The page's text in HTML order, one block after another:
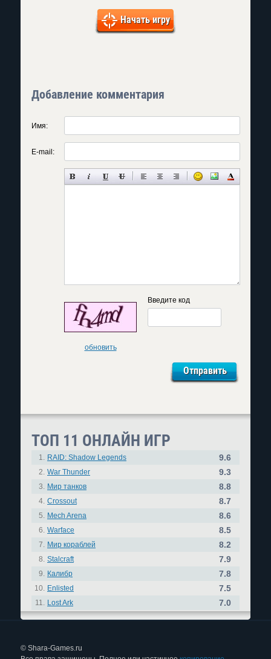
Начать игру
Добавление комментария
Имя:
E-mail:
обновить
Введите код
ТОП 11 ОНЛАЙН ИГР
1. RAID: Shadow Legends 9.6
2. War Thunder 9.3
3. Мир танков 8.8
4. Crossout 8.7
5. Mech Arena 8.6
6. Warface 8.5
7. Мир кораблей 8.2
8. Stalcraft 7.9
9. Калибр 7.8
10. Enlisted 7.5
11. Lost Ark 7.0
© Shara-Games.ru